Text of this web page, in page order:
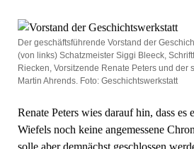
Der geschäftsführende Vorstand der
(von links) Schatzmeister Siggi Bleeck,
Riecken, Vorsitzende Renate Peters und der
Martin Ahrends. Foto: Geschichtswerkstatt
Renate Peters wies darauf hin, dass es
Wiefels noch keine angemessene
solle aber demnächst geschlossen